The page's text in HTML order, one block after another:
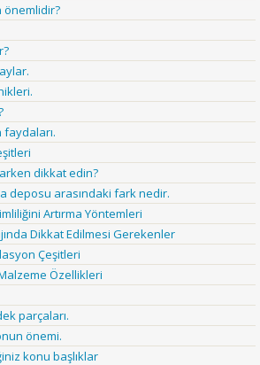
önemlidir?
faydaları.
dikkat edin?
deposu arasındaki fark nedir.
Artırma Yöntemleri
Dikkat Edilmesi Gerekenler
Çeşitleri
Özellikleri
parçaları.
önemi.
konu başlıklar